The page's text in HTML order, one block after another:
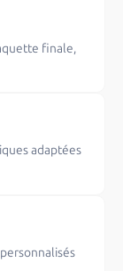
finale,
adaptées